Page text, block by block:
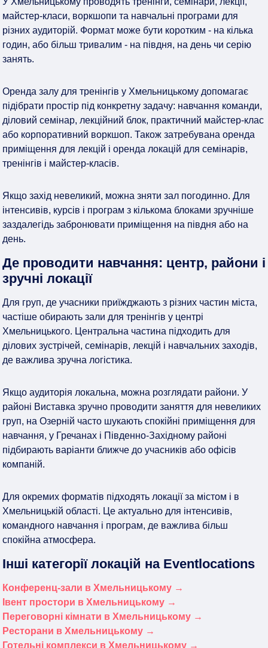
майстер-класи, воркшопи та навчальні програми для
різних аудиторій. Формат може бути коротким - на кілька
годин, або більш тривалим - на півдня, на день чи серію
занять.
Оренда залу для тренінгів у Хмельницькому допомагає
підібрати простір під конкретну задачу: навчання команди,
діловий семінар, лекційний блок, практичний майстер-клас
або корпоративний воркшоп. Також затребувана оренда
приміщення для лекцій і оренда локацій для семінарів,
тренінгів і майстер-класів.
Якщо захід невеликий, можна зняти зал погодинно. Для
інтенсивів, курсів і програм з кількома блоками зручніше
заздалегідь забронювати приміщення на півдня або на
день.
Де проводити навчання: центр, райони і
зручні локації
Для груп, де учасники приїжджають з різних частин міста,
частіше обирають зали для тренінгів у центрі
Хмельницького. Центральна частина підходить для
ділових зустрічей, семінарів, лекцій і навчальних заходів,
де важлива зручна логістика.
Якщо аудиторія локальна, можна розглядати райони. У
районі Виставка зручно проводити заняття для невеликих
груп, на Озерній часто шукають спокійні приміщення для
навчання, у Гречанах і Південно-Західному районі
підбирають варіанти ближче до учасників або офісів
компаній.
Для окремих форматів підходять локації за містом і в
Хмельницькій області. Це актуально для інтенсивів,
командного навчання і програм, де важлива більш
спокійна атмосфера.
Інші категорії локацій на Eventlocations
Конференц-зали в Хмельницькому →
Івент простори в Хмельницькому →
Переговорні кімнати в Хмельницькому →
Ресторани в Хмельницькому →
Готельні комплекси в Хмельницькому →